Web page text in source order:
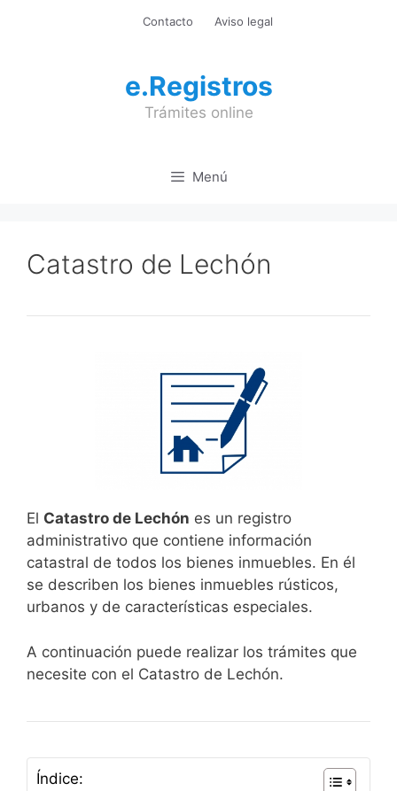
Contacto Aviso legal
e.Registros
Trámites online
Menú
Catastro de Lechón
El Catastro de Lechón es un registro
administrativo que contiene información
catastral de todos los bienes inmuebles. En él
se describen los bienes inmuebles rústicos,
urbanos y de características especiales.
A continuación puede realizar los trámites que
necesite con el Catastro de Lechón.
Índice: